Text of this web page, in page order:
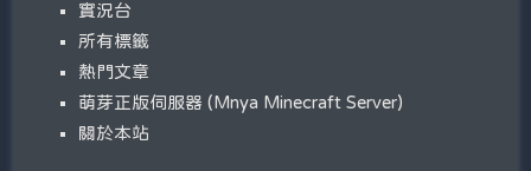
實況台
所有標籤
熱門文章
萌芽正版伺服器 (Mnya Minecraft Server)
關於本站